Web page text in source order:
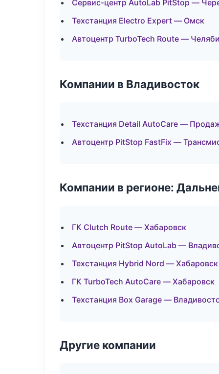
Сервис-центр AutoLab PitStop —
Техстанция Electro Expert — Омск
Автоцентр TurboTech Route —
Компании в Владивосток
Техстанция Detail AutoCare —
Автоцентр PitStop FastFix —
Компании в регионе:
ГК Clutch Route — Хабаровск
Автоцентр PitStop AutoLab —
Техстанция Hybrid Nord — Хабаровск
ГК TurboTech AutoCare — Хабаровск
Техстанция Box Garage —
Другие компании